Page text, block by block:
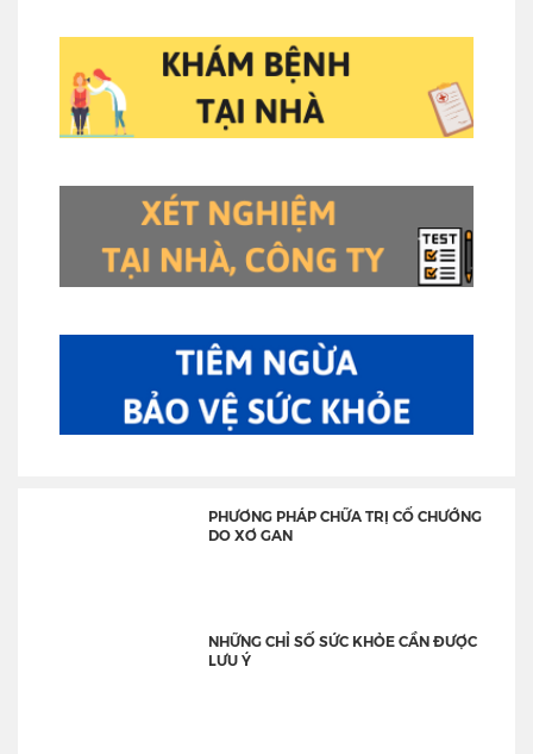
PHƯƠNG PHÁP CHỮA TRỊ CỔ CHƯỚNG
DO XƠ GAN
NHỮNG CHỈ SỐ SỨC KHỎE CẦN ĐƯỢC
LƯU Ý